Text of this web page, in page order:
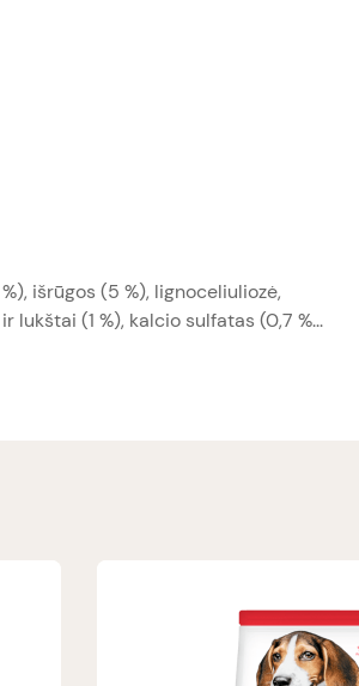
išrūgos (5 %), lignoceliuliozė,
(1 %), kalcio sulfatas (0,7 %...